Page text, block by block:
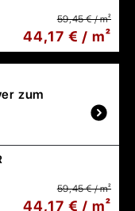
59,45 € / m²
44,17 € / m²
zum
59,45 € / m²
44,17 € / m²